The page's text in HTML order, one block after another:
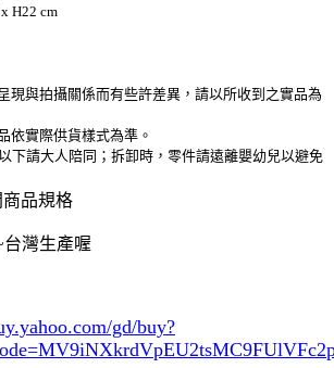
H22 cm
現與拍攝關係而有些許差異，請以所收到之實品為
依實際供貨樣式為準。
下請大人陪同；拆卸時，零件請遠離嬰幼兒以避免
品規格
灣生產喔
gd/buy?